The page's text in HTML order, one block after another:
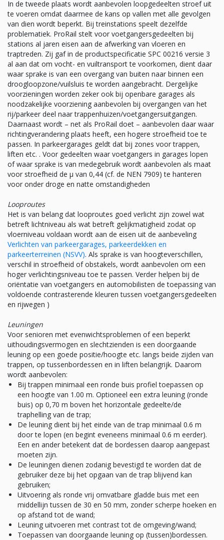
In de tweede plaats wordt aanbevolen loopgedeelten stroef uit
te voeren omdat daarmee de kans op vallen met alle gevolgen
van dien wordt beperkt. Bij treinstations speelt dezelfde
problematiek. ProRail stelt voor voetgangersgedeelten bij
stations al jaren eisen aan de afwerking van vloeren en
traptreden. Zij gaf in de productspecificatie SPC 00216 versie 3
al aan dat om vocht- en vuiltransport te voorkomen, dient daar
waar sprake is van een overgang van buiten naar binnen een
droogloopzone/vuilsluis te worden aangebracht. Dergelijke
voorzieningen worden zeker ook bij openbare garages als
noodzakelijke voorziening aanbevolen bij overgangen van het
rij/parkeer deel naar trappenhuizen/voetgangersuitgangen.
Daarnaast wordt – net als ProRail doet – aanbevolen daar waar
richtingverandering plaats heeft, een hogere stroefheid toe te
passen. In parkeergarages geldt dat bij zones voor trappen,
liften etc. . Voor gedeelten waar voetgangers in garages lopen
of waar sprake is van medegebruik wordt aanbevolen als maat
voor stroefheid de µ van 0,44 (cf. de NEN 7909) te hanteren
voor onder droge en natte omstandigheden
Looproutes
Het is van belang dat looproutes goed verlicht zijn zowel wat
betreft lichtniveau als wat betreft gelijkmatigheid zodat op
vloerniveau voldaan wordt aan de eisen uit de aanbeveling
Verlichten van parkeergarages, parkeerdekken en
parkeerterreinen (NSVV). Als sprake is van hoogteverschillen,
verschil in stroefheid of obstakels, wordt aanbevolen om een
hoger verlichtingsniveau toe te passen. Verder helpen bij de
oriëntatie van voetgangers en automobilisten de toepassing van
voldoende contrasterende kleuren tussen voetgangersgedeelten
en rijwegen )
Leuningen
Voor senioren met evenwichtsproblemen of een beperkt
uithoudingsvermogen en slechtzienden is een doorgaande
leuning op een goede positie/hoogte etc. langs beide zijden van
trappen, op tussenbordessen en in liften belangrijk. Daarom
wordt aanbevolen:
Bij trappen minimaal een ronde buis profiel toepassen op
een hoogte van 1.00 m. Optioneel een extra leuning (ronde
buis) op 0,70 m boven het horizontale gedeelte/de
traphelling van de trap;
De leuning dient bij het einde van de trap minimaal 0.6 m
door te lopen (en begint eveneens minimaal 0.6 m eerder).
Een en ander betekent dat de bordessen daarop aangepast
moeten zijn.
De leuningen dienen zodanig bevestigd te worden dat de
gebruiker deze bij het opgaan van de trap blijvend kan
gebruiken;
Uitvoering als ronde vrij omvatbare gladde buis met een
middellijn tussen de 30 en 50 mm, zonder scherpe hoeken en
op afstand tot de wand;
Leuning uitvoeren met contrast tot de omgeving/wand;
Toepassen van doorgaande leuning op (tussen)bordessen.